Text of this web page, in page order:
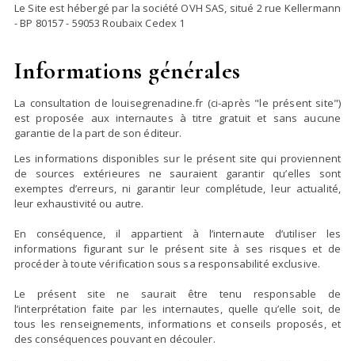
Le Site est hébergé par la société OVH SAS, situé 2 rue Kellermann
- BP 80157 - 59053 Roubaix Cedex 1
Informations générales
La consultation de louisegrenadine.fr (ci-après "le présent site")
est proposée aux internautes à titre gratuit et sans aucune
garantie de la part de son éditeur.
Les informations disponibles sur le présent site qui proviennent
de sources extérieures ne sauraient garantir qu’elles sont
exemptes d’erreurs, ni garantir leur complétude, leur actualité,
leur exhaustivité ou autre.
En conséquence, il appartient à l’internaute d’utiliser les
informations figurant sur le présent site à ses risques et de
procéder à toute vérification sous sa responsabilité exclusive.
Le présent site ne saurait être tenu responsable de
l’interprétation faite par les internautes, quelle qu’elle soit, de
tous les renseignements, informations et conseils proposés, et
des conséquences pouvant en découler.